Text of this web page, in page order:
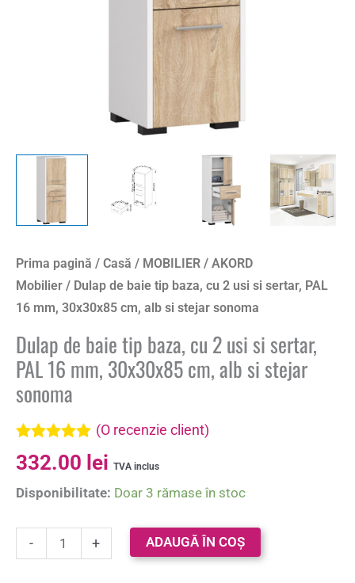
Prima pagină / Casă / MOBILIER / AKORD
Mobilier / Dulap de baie tip baza, cu 2 usi si sertar, PAL
16 mm, 30x30x85 cm, alb si stejar sonoma
Dulap de baie tip baza, cu 2 usi si sertar,
PAL 16 mm, 30x30x85 cm, alb si stejar
sonoma
Evaluat la
5.00din 5 pe
singure
(O recenzie client)
332.00 lei TVA inclus
Disponibilitate: Doar 3 rămase în stoc
-
cm,
stejar
+ ADAUGĂ ÎN COȘ